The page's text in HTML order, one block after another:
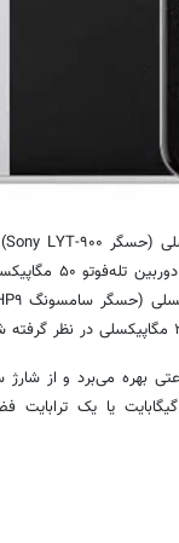
بی‌سیم ۸۰ واتی پشتیبانی می‌کند. ۱۶ گیگابایت رم و